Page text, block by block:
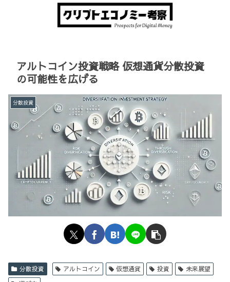
アルトコイン投資戦略 仮想通貨分散投資
の可能性を広げる
分散投資
分散投資 アルトコイン 仮想通貨 投資
未来展望